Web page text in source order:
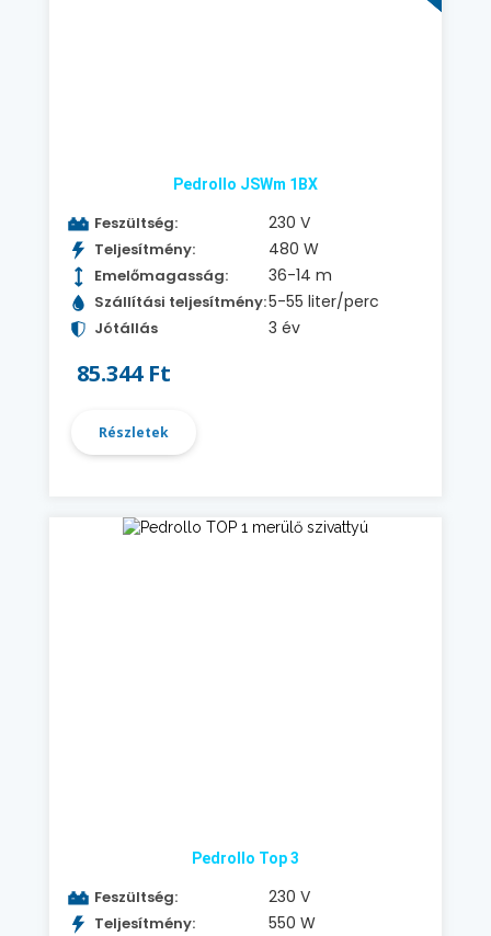
Pedrollo JSWm 1BX
Feszültség: 230 V
Teljesítmény: 480 W
Emelőmagasság: 36-14 m
Szállítási teljesítmény:5-55 liter/perc
Jótállás 3 év
85.344 Ft
Részletek
Pedrollo Top 3
Feszültség: 230 V
Teljesítmény: 550 W